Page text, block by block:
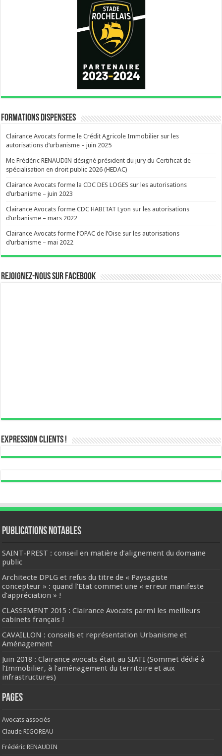
FORMATIONS DISPENSEES
Clairance Avocats forme le Crédit Agricole Immobilier sur les
autorisations d’urbanisme – juin 2025
Me Frédéric RENAUDIN désigné président du jury du Certificat de
spécialisation en droit public 2026 (HEDAC)
Clairance Avocats forme la CDC DES LOGES sur les autorisations
d’urbanisme – juin 2023
Clairance Avocats forme CDC HABITAT Lyon sur les autorisations
d’urbanisme – mars 2022
Clairance Avocats forme l’OPAC de l’Oise sur les autorisations
d’urbanisme – mai 2022
Rejoignez-nous sur Facebook
Expression Clients !
Publications notables
SAINT‐PREST : conseil en matière d’alignement du domaine
public
Architecte DPLG et refus du titre de « Paysagiste
concepteur » : quand l’Etat commet une « erreur manifeste
d’appréciation » !
CLASSEMENT 2015 : Clairance Avocats parmi les meilleurs
cabinets français !
CAVAILLON : conseils et représentation Urbanisme et
Aménagement
Juin 2018 : Clairance avocats était au SIATI (Sommet dédié à
l’Immobilier, à l’aménagement du territoire et aux
infrastructures)
Pages
Avocats associés
Claude RIGOREAU
Frédéric RENAUDIN